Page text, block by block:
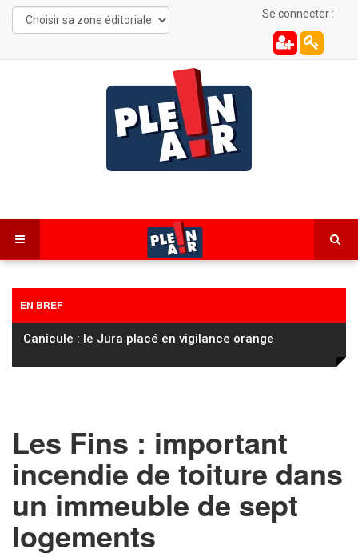
Se connecter :
EN BREF
Sainte-Colombe : cinq jeunes blessés, dont deux
Les Fins : important
incendie de toiture dans
un immeuble de sept
logements